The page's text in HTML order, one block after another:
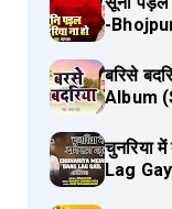
-
बरिसे
Album
चुनरिया
Lag